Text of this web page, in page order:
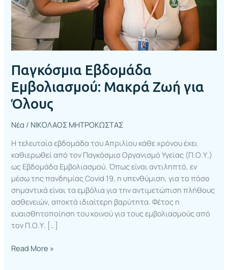
Παγκόσμια Εβδομάδα
Εμβολιασμού: Μακρά Ζωή για
Όλους
Νέα / ΝΙΚΟΛΑΟΣ ΜΗΤΡΟΚΩΣΤΑΣ
Η τελευταία εβδομάδα του Απριλίου κάθε χρόνου έχει
καθιερωθεί από τον Παγκόσμιο Οργανισμό Υγείας (Π.Ο.Υ.)
ως Εβδομάδα Εμβολιασμού. Όπως είναι αντιληπτό, εν
μέσω της πανδημίας Covid 19, η υπενθύμιση, για το πόσο
σημαντικά είναι τα εμβόλια για την αντιμετώπιση πλήθους
ασθενειών, αποκτά ιδιαίτερη βαρύτητα. Φέτος η
ευαισθητοποίηση του κοινού για τους εμβολιασμούς από
τον Π.Ο.Υ. […]
Read More »